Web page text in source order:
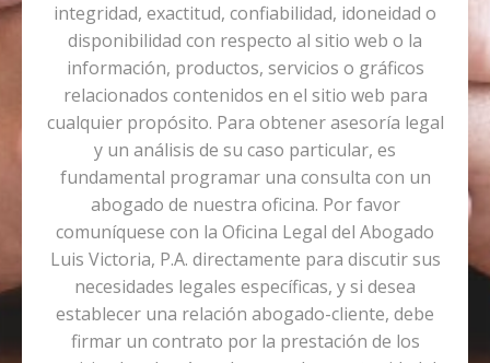
integridad, exactitud, confiabilidad, idoneidad o
disponibilidad con respecto al sitio web o la
información, productos, servicios o gráficos
relacionados contenidos en el sitio web para
cualquier propósito. Para obtener asesoría legal
y un análisis de su caso particular, es
fundamental programar una consulta con un
abogado de nuestra oficina. Por favor
comuníquese con la Oficina Legal del Abogado
Luis Victoria, P.A. directamente para discutir sus
necesidades legales específicas, y si desea
establecer una relación abogado-cliente, debe
firmar un contrato por la prestación de los